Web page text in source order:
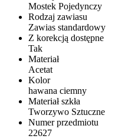
Mostek Pojedynczy
Rodzaj zawiasu
Zawias standardowy
Z korekcją dostępne
Tak
Materiał
Acetat
Kolor
hawana ciemny
Materiał szkła
Tworzywo Sztuczne
Numer przedmiotu
22627